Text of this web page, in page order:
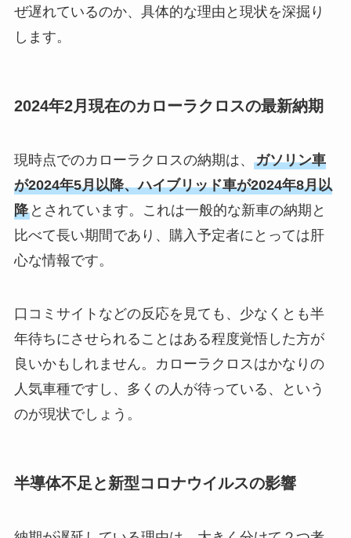
ぜ遅れているのか、具体的な理由と現状を深掘り
します。
2024年2月現在のカローラクロスの最新納期
現時点でのカローラクロスの納期は、 ガソリン車
が2024年5月以降、ハイブリッド車が2024年8月以
降とされています。これは一般的な新車の納期と
比べて長い期間であり、購入予定者にとっては肝
心な情報です。
口コミサイトなどの反応を見ても、少なくとも半
年待ちにさせられることはある程度覚悟した方が
良いかもしれません。カローラクロスはかなりの
人気車種ですし、多くの人が待っている、という
のが現状でしょう。
半導体不足と新型コロナウイルスの影響